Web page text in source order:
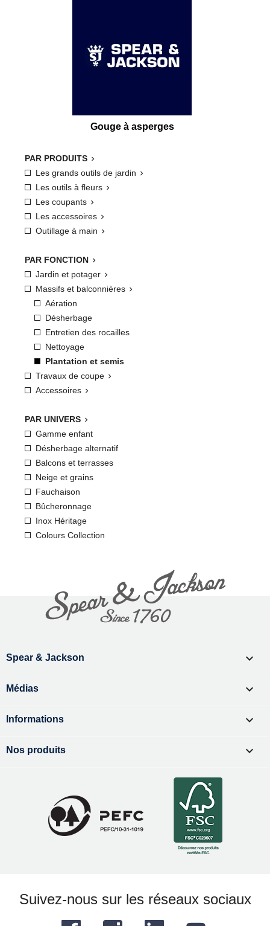
PAR PRODUITS 
Les grands outils de jardin 
Les outils à fleurs 
Les coupants 
Les accessoires 
Outillage à main 
PAR FONCTION 
Jardin et potager 
Massifs et balconnières 
Aération
Désherbage
Entretien des rocailles
Nettoyage
Plantation et semis
Travaux de coupe 
Accessoires 
PAR UNIVERS 
Gamme enfant
Désherbage alternatif
Balcons et terrasses
Neige et grains
Fauchaison
Bûcheronnage
Inox Héritage
Colours Collection
Gouge à asperges
Spear & Jackson 
Médias 
Informations 
Nos produits 
Suivez-nous sur les réseaux sociaux